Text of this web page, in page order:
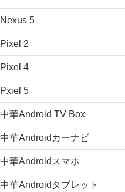
Nexus 5
Pixel 2
Pixel 4
Pxiel 5
中華Android TV Box
中華Androidカーナビ
中華Androidスマホ
中華Androidタブレット